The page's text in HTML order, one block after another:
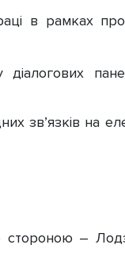
в рамках
діалогових
зв’язків на
стороною –